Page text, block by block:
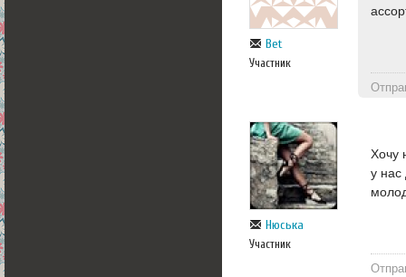
Bet
Участник
Нюська
Участник
Хочу
у нас